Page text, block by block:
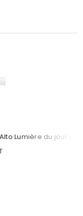
Lumière du jour